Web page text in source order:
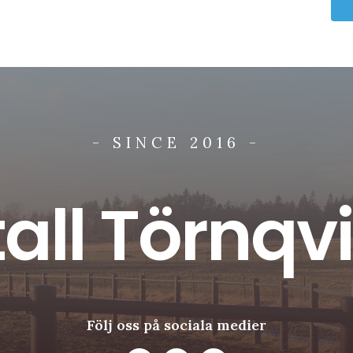
- SINCE 2016 -
Följ oss på sociala medier